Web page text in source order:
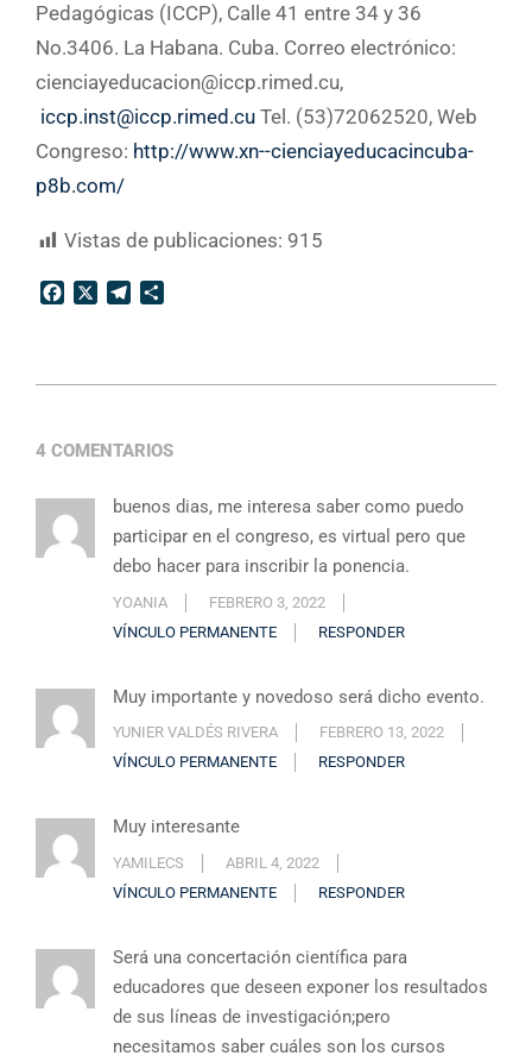
Pedagógicas (ICCP), Calle 41 entre 34 y 36
No.3406. La Habana. Cuba. Correo electrónico:
cienciayeducacion@iccp.rimed.cu,
iccp.inst@iccp.rimed.cu Tel. (53)72062520, Web
Congreso: http://www.xn--cienciayeducacincuba-
p8b.com/
Vistas de publicaciones: 915
FacebookTelegram
10
4 COMENTARIOS
buenos dias, me interesa saber como puedo
participar en el congreso, es virtual pero que
debo hacer para inscribir la ponencia.
YOANIA
FEBRERO 3, 2022
VÍNCULO PERMANENTE
RESPONDER
Muy importante y novedoso será dicho evento.
YUNIER VALDÉS RIVERA
FEBRERO 13, 2022
VÍNCULO PERMANENTE
RESPONDER
Muy interesante
YAMILECS
ABRIL 4, 2022
VÍNCULO PERMANENTE
RESPONDER
Será una concertación científica para
educadores que deseen exponer los resultados
de sus líneas de investigación;pero
necesitamos saber cuáles son los cursos